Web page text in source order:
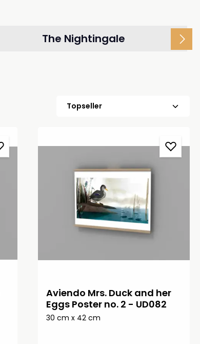
The Nightingale
Aviendo Mrs. Duck and her
Eggs Poster no. 2 - UD082
30 cm x 42 cm